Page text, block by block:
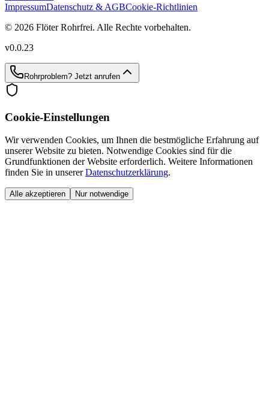
ImpressumDatenschutz & AGBCookie-Richtlinien
© 2026 Flöter Rohrfrei. Alle Rechte vorbehalten.
v0.0.23
Rohrproblem? Jetzt anrufen
Cookie-Einstellungen
Wir verwenden Cookies, um Ihnen die bestmögliche Erfahrung auf
unserer Website zu bieten. Notwendige Cookies sind für die
Grundfunktionen der Website erforderlich. Weitere Informationen
finden Sie in unserer Datenschutzerklärung.
Alle akzeptieren Nur notwendige